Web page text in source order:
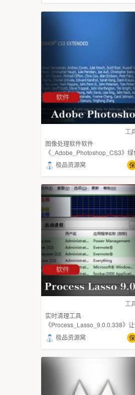
工
图像处理软件软件
《_Adobe_Photoshop_CS3》绿
文版极品资源窝 保
工
实时清理工具
《Process_Lasso_9.0.0.338》
系统流畅起来
极品资源窝 保